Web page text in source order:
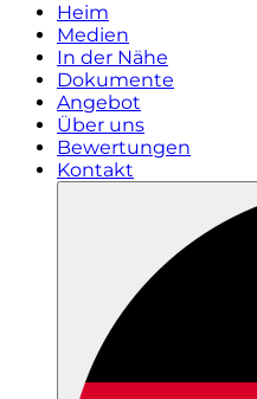
Heim
Medien
In der Nähe
Dokumente
Angebot
Über uns
Bewertungen
Kontakt